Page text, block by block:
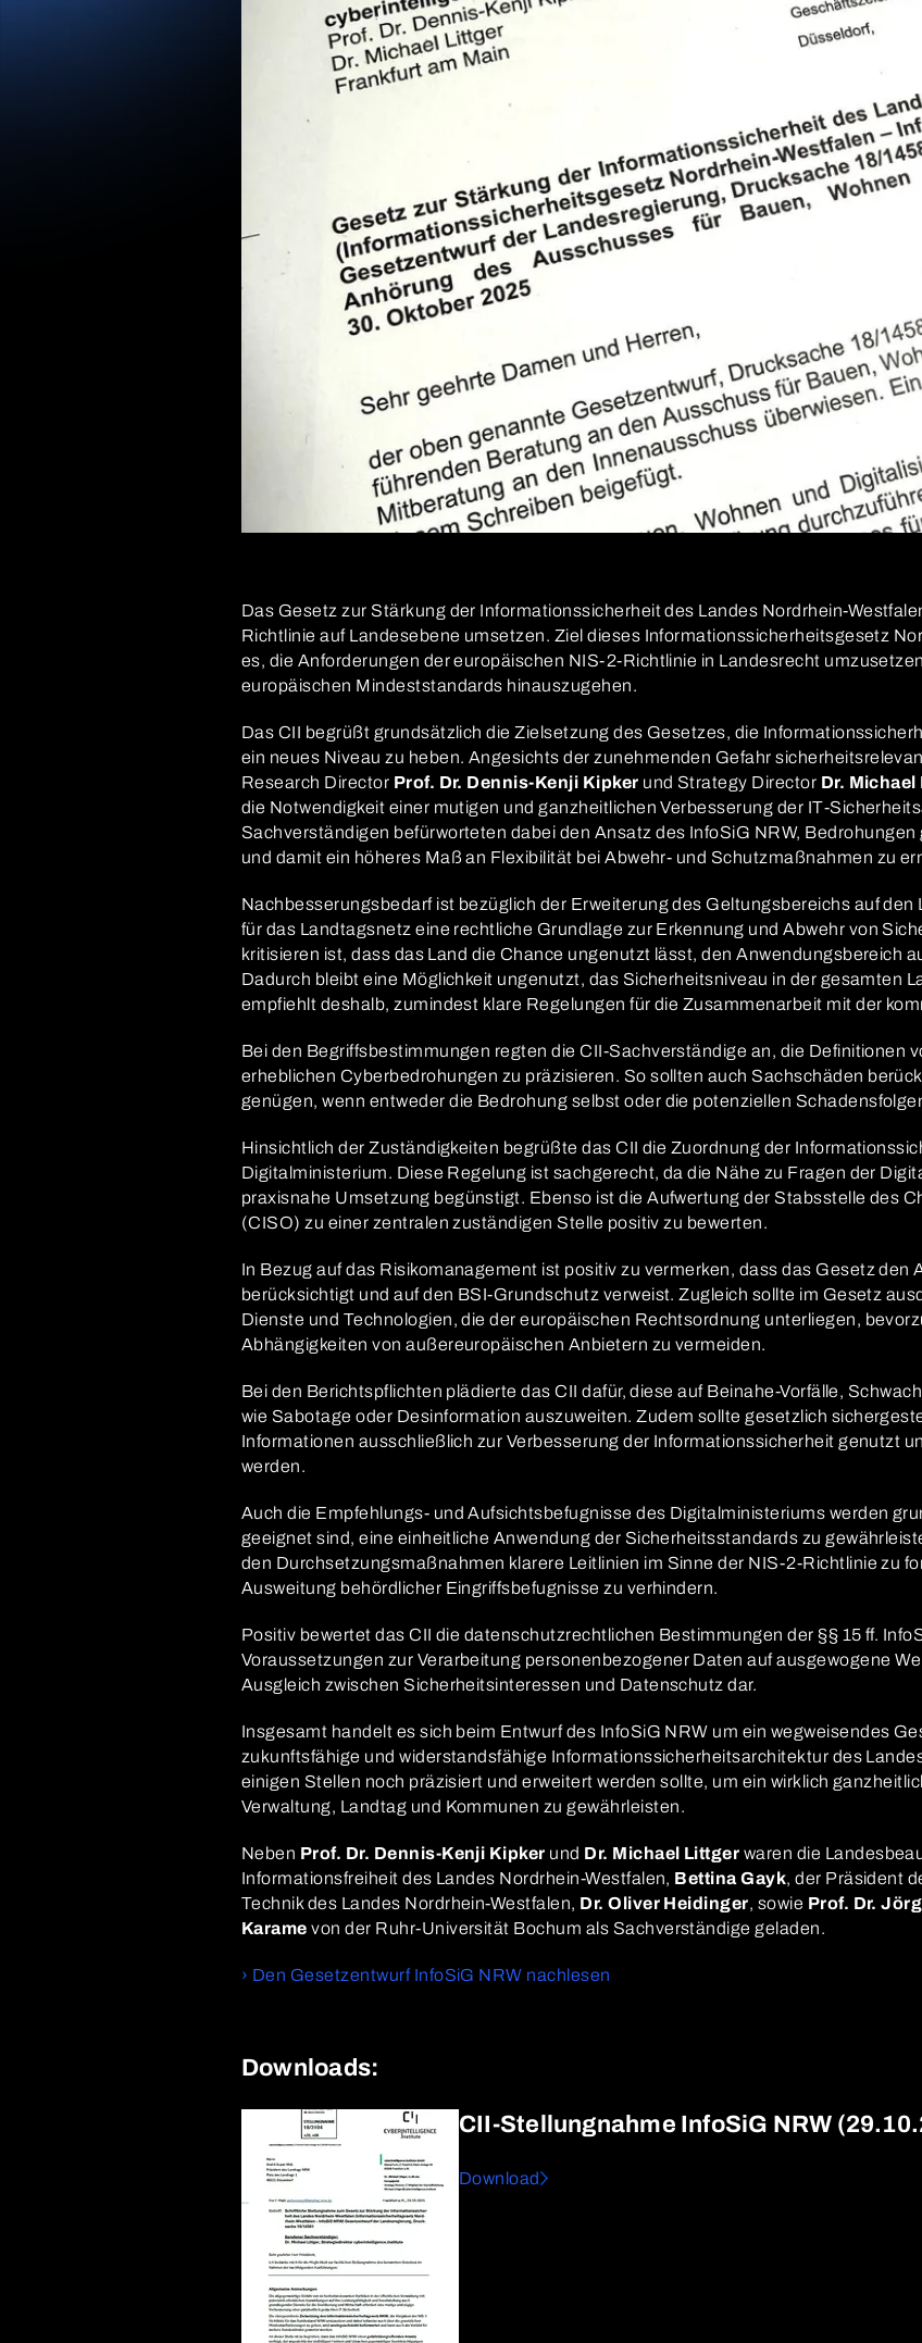
Das Gesetz zur Stärkung der Informationssicherheit des Landes Nordrhein-
Richtlinie auf Landesebene umsetzen. Ziel dieses Informationssicherheitsgesetz
es, die Anforderungen der europäischen NIS-2-Richtlinie in Landesrecht
europäischen Mindeststandards hinauszugehen.
Das CII begrüßt grundsätzlich die Zielsetzung des Gesetzes, die
ein neues Niveau zu heben. Angesichts der zunehmenden Gefahr
Research Director Prof. Dr. Dennis-Kenji Kipker und Strategy Director Dr. Michael
die Notwendigkeit einer mutigen und ganzheitlichen Verbesserung der IT-
Sachverständigen befürworteten dabei den Ansatz des InfoSiG NRW,
und damit ein höheres Maß an Flexibilität bei Abwehr- und Schutzmaßnahmen zu
Nachbesserungsbedarf ist bezüglich der Erweiterung des Geltungsbereichs auf den
für das Landtagsnetz eine rechtliche Grundlage zur Erkennung und Abwehr von
kritisieren ist, dass das Land die Chance ungenutzt lässt, den Anwendungsbereich
Dadurch bleibt eine Möglichkeit ungenutzt, das Sicherheitsniveau in der gesamten
empfiehlt deshalb, zumindest klare Regelungen für die Zusammenarbeit mit der
Bei den Begriffsbestimmungen regten die CII-Sachverständige an, die Definitionen
erheblichen Cyberbedrohungen zu präzisieren. So sollten auch Sachschäden
genügen, wenn entweder die Bedrohung selbst oder die potenziellen
Hinsichtlich der Zuständigkeiten begrüßte das CII die Zuordnung der
Digitalministerium. Diese Regelung ist sachgerecht, da die Nähe zu Fragen der
praxisnahe Umsetzung begünstigt. Ebenso ist die Aufwertung der Stabsstelle des
(CISO) zu einer zentralen zuständigen Stelle positiv zu bewerten.
In Bezug auf das Risikomanagement ist positiv zu vermerken, dass das Gesetz den
berücksichtigt und auf den BSI-Grundschutz verweist. Zugleich sollte im Gesetz
Dienste und Technologien, die der europäischen Rechtsordnung unterliegen,
Abhängigkeiten von außereuropäischen Anbietern zu vermeiden.
Bei den Berichtspflichten plädierte das CII dafür, diese auf Beinahe-Vorfälle,
wie Sabotage oder Desinformation auszuweiten. Zudem sollte gesetzlich
Informationen ausschließlich zur Verbesserung der Informationssicherheit genutzt
werden.
Auch die Empfehlungs- und Aufsichtsbefugnisse des Digitalministeriums werden
geeignet sind, eine einheitliche Anwendung der Sicherheitsstandards zu
den Durchsetzungsmaßnahmen klarere Leitlinien im Sinne der NIS-2-Richtlinie zu
Ausweitung behördlicher Eingriffsbefugnisse zu verhindern.
Positiv bewertet das CII die datenschutzrechtlichen Bestimmungen der §§ 15 ff.
Voraussetzungen zur Verarbeitung personenbezogener Daten auf ausgewogene
Ausgleich zwischen Sicherheitsinteressen und Datenschutz dar.
Insgesamt handelt es sich beim Entwurf des InfoSiG NRW um ein wegweisendes
zukunftsfähige und widerstandsfähige Informationssicherheitsarchitektur des
einigen Stellen noch präzisiert und erweitert werden sollte, um ein wirklich
Verwaltung, Landtag und Kommunen zu gewährleisten.
Neben Prof. Dr. Dennis-Kenji Kipker und Dr. Michael Littger waren die
Informationsfreiheit des Landes Nordrhein-Westfalen, Bettina Gayk, der Präsident
Technik des Landes Nordrhein-Westfalen, Dr. Oliver Heidinger, sowie Prof. Dr.
Karame von der Ruhr-Universität Bochum als Sachverständige geladen.
› Den Gesetzentwurf InfoSiG NRW nachlesen
Downloads:
CII-Stellungnahme InfoSiG NRW
Download